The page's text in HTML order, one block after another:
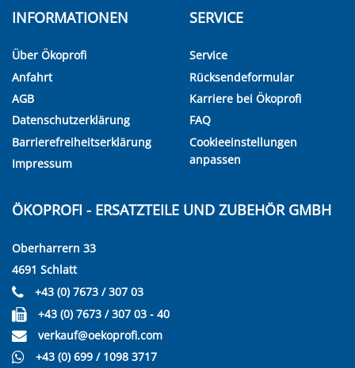
INFORMATIONEN
Über Ökoprofi
Anfahrt
AGB
Datenschutzerklärung
Barrierefreiheitserklärung
Impressum
SERVICE
Service
Rücksendeformular
Karriere bei Ökoprofi
FAQ
Cookieeinstellungen
anpassen
ÖKOPROFI - ERSATZTEILE UND ZUBEHÖR GMBH
Oberharrern 33
4691 Schlatt
+43 (0) 7673 / 307 03
+43 (0) 7673 / 307 03 - 40
verkauf@oekoprofi.com
+43 (0) 699 / 1098 3717